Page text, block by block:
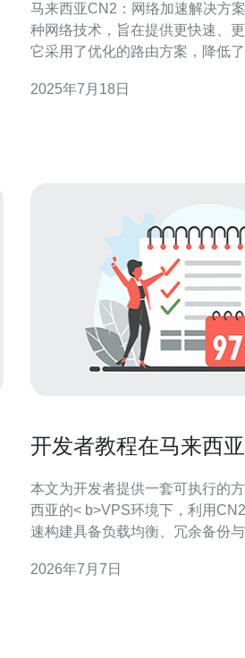
马来西亚CN2：网络加速解决方案 马来西亚CN2是一
种网络技术，旨在提供更快速、更
它采用了优化的路由方案，降低
升对亚洲地区的网络连接质量。 马来西亚CN2网络有
2025年7月18日
开发者教程在马来西
本文为开发者提供一套可执行的
西亚的< b>VPS环境下，利用
速构建具备负载均衡、冗余备份
程与监控与容灾要点，便于在生产
2026年7月7日